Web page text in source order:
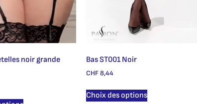
noir grande
Bas ST001 Noir
CHF8,44
Choix des options